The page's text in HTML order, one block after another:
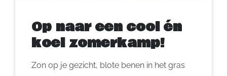
Op naar een cool én
koel zomerkamp!
Zon op je gezicht, blote benen in het gras